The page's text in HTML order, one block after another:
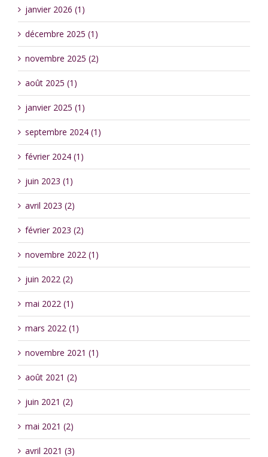
janvier 2026 (1)
décembre 2025 (1)
novembre 2025 (2)
août 2025 (1)
janvier 2025 (1)
septembre 2024 (1)
février 2024 (1)
juin 2023 (1)
avril 2023 (2)
février 2023 (2)
novembre 2022 (1)
juin 2022 (2)
mai 2022 (1)
mars 2022 (1)
novembre 2021 (1)
août 2021 (2)
juin 2021 (2)
mai 2021 (2)
avril 2021 (3)